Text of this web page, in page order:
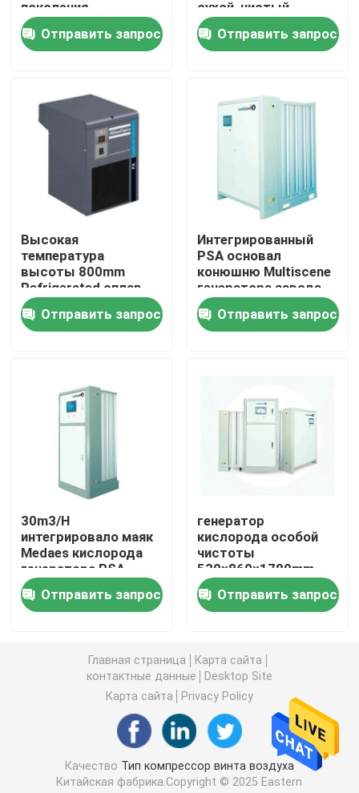
Продукция
Наша фабрика
контроль качества
Отправить запрос
Тип компрессор винта воздуха
центробежный компрессор воздуха
Задействуя Refrigerated сушильщики
винтовой компрессор низкого давления
Роторные воздуходувки лепестка
Бортовые воздуходувки канала
Вакуумные насосы кольца
Жидкостный компрессор кольца
поколения
кислорода 1000V
VSD универсальный
Отправить запрос
сухой, чистый
воздух и защитные
продукты
Отправить запрос
Высокая
температура
высоты 800mm
Refrigerated сплав
360W более сухой
системы
алюминиевый
Отправить запрос
Интегрированный
PSA основал
конюшню Multiscene
генератора завода
кислорода
Отправить запрос
30m3/H
интегрировало маяк
Medaes кислорода
генератора PSA
универсальное
Отправить запрос
генератор
кислорода особой
чистоты
530×860×1780mm,
завод кислорода
8m3/H PSA
медицинский
Отправить запрос
Главная страница
Карта сайта
контактные данные
Desktop Site
Карта сайта
Privacy Policy
Качество Тип компрессор винта воздуха
Китайская фабрика.Copyright © 2025 Eastern